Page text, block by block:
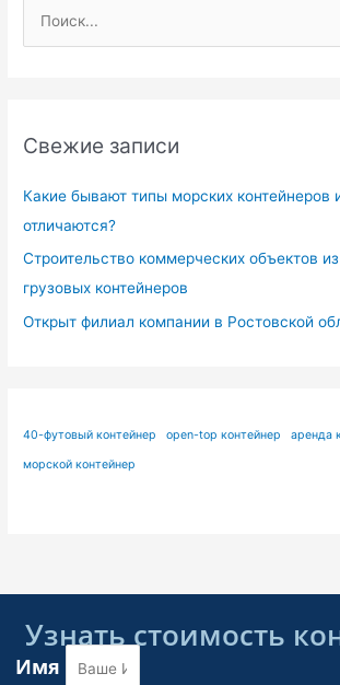
к
Свежие записи
Какие бывают типы морских контейнеров
отличаются?
Строительство коммерческих объектов
грузовых контейнеров
Открыт филиал компании в Ростовской
40-футовый контейнер open-top контейнер аренда
морской контейнер
Узнать стоимость
Имя